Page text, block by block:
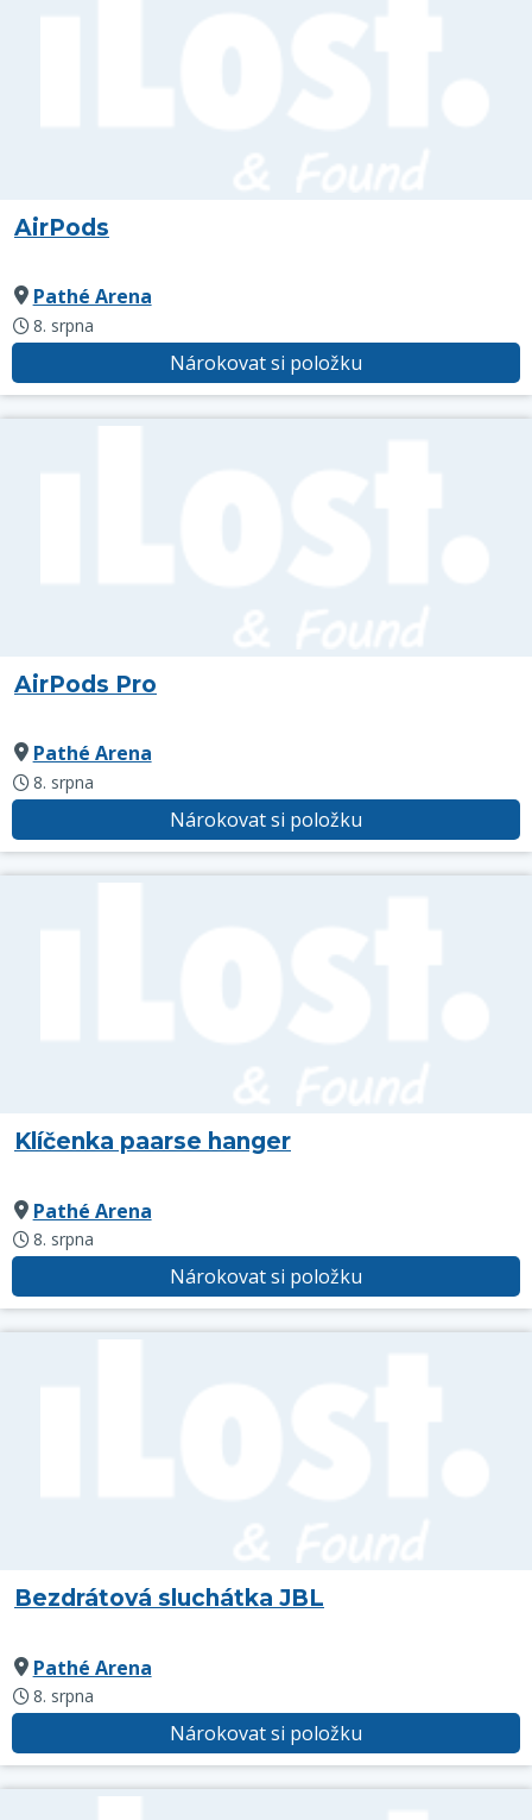
AirPods
Pathé Arena
8. srpna
Nárokovat si položku
AirPods Pro
Pathé Arena
8. srpna
Nárokovat si položku
Klíčenka paarse hanger
Pathé Arena
8. srpna
Nárokovat si položku
Bezdrátová sluchátka JBL
Pathé Arena
8. srpna
Nárokovat si položku